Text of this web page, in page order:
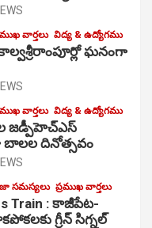
వార్తలు విద్య & ఉద్యోగము
ఘనంగా
వార్తలు విద్య & ఉద్యోగము
జ‌డ్పీహెచ్ఎస్
దినోత్సవం
సమస్యలు ప్రముఖ వార్తలు
Train : కాజీపేట-
గ్రీన్ సిగ్నల్